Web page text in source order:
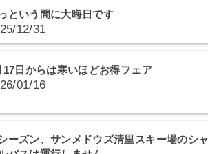
という間に大晦日です
12/31
17日からは寒いほどお得フェア
01/16
ーズン、サンメドウズ清里スキー場のシャ